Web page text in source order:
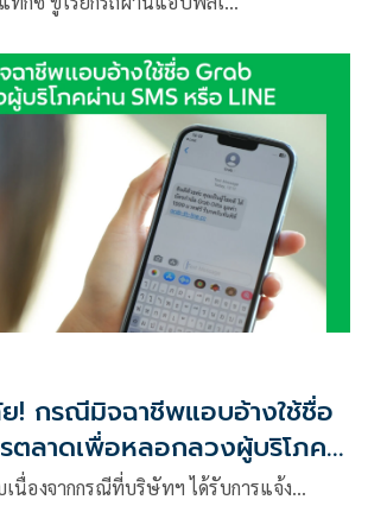
! กรณีมิจฉาชีพแอบอ้างใช้ชื่อ
ตลาดเพื่อหลอกลวงผู้บริโภค
LINE
นื่องจากกรณีที่บริษัทฯ ได้รับการแจ้ง…